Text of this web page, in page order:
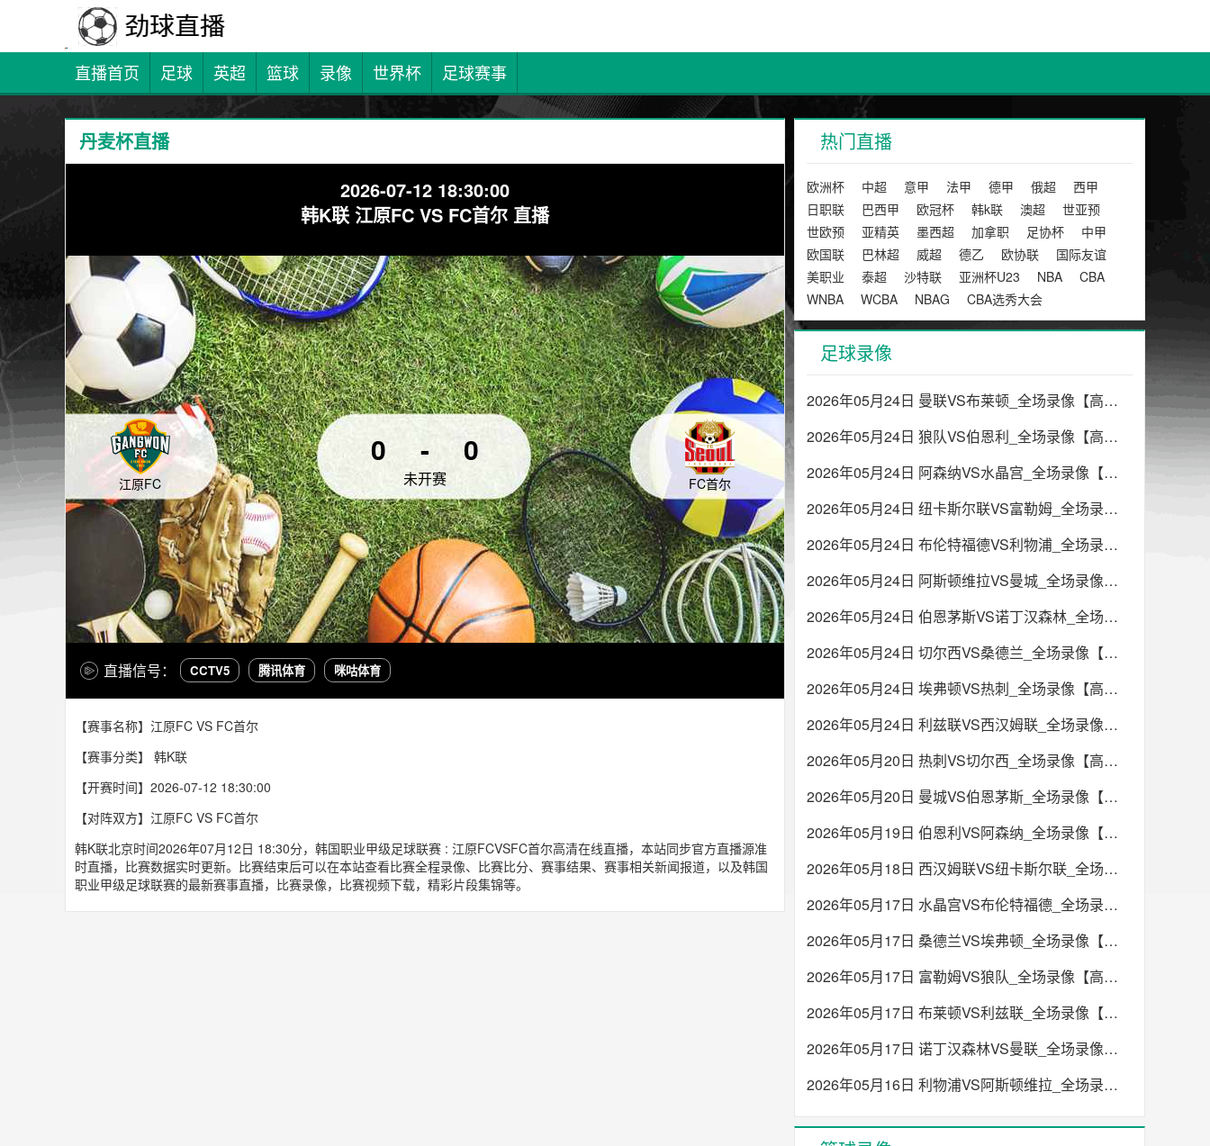
直播首页 足球 英超 篮球 录像 世界杯 足球赛事
丹麦杯直播
2026-07-12 18:30:00
韩K联 江原FC VS FC首尔 直播
江原FC
0 - 0
FC首尔
未开赛
直播信号： CCTV5 腾讯体育 咪咕体育
【赛事名称】江原FC VS FC首尔
【赛事分类】 韩K联
【开赛时间】2026-07-12 18:30:00
【对阵双方】江原FC VS FC首尔
韩K联北京时间2026年07月12日 18:30分，韩国职业甲级足球联赛 : 江原FCVSFC首尔高清在线直播，本站同步官方直播源准
时直播，比赛数据实时更新。比赛结束后可以在本站查看比赛全程录像、比赛比分、赛事结果、赛事相关新闻报道，以及韩国
职业甲级足球联赛的最新赛事直播，比赛录像，比赛视频下载，精彩片段集锦等。
热门直播
欧洲杯 中超 意甲 法甲 德甲 俄超
西甲
日职联
巴西甲 欧冠杯 韩k联 澳超
世亚预
世欧预
亚精英 墨西超 加拿职 足协杯
中甲
欧国联
巴林超 威超 德乙 欧协联
国际友谊
美职业
泰超 沙特联 亚洲杯U23 NBA
CBA
WNBA
WCBA NBAG CBA选秀大会
足球录像
2026年05月24日 曼联VS布莱顿_全场录像【高清回放】
2026年05月24日 狼队VS伯恩利_全场录像【高清回放】
2026年05月24日 阿森纳VS水晶宫_全场录像【高清回放】
2026年05月24日 纽卡斯尔联VS富勒姆_全场录像【高清回放】
2026年05月24日 布伦特福德VS利物浦_全场录像【高清回放】
2026年05月24日 阿斯顿维拉VS曼城_全场录像【高清回放】
2026年05月24日 伯恩茅斯VS诺丁汉森林_全场录像【高清回放】
2026年05月24日 切尔西VS桑德兰_全场录像【高清回放】
2026年05月24日 埃弗顿VS热刺_全场录像【高清回放】
2026年05月24日 利兹联VS西汉姆联_全场录像【高清回放】
2026年05月20日 热刺VS切尔西_全场录像【高清回放】
2026年05月20日 曼城VS伯恩茅斯_全场录像【高清回放】
2026年05月19日 伯恩利VS阿森纳_全场录像【高清回放】
2026年05月18日 西汉姆联VS纽卡斯尔联_全场录像【高清回放】
2026年05月17日 水晶宫VS布伦特福德_全场录像【高清回放】
2026年05月17日 桑德兰VS埃弗顿_全场录像【高清回放】
2026年05月17日 富勒姆VS狼队_全场录像【高清回放】
2026年05月17日 布莱顿VS利兹联_全场录像【高清回放】
2026年05月17日 诺丁汉森林VS曼联_全场录像【高清回放】
2026年05月16日 利物浦VS阿斯顿维拉_全场录像【高清回放】